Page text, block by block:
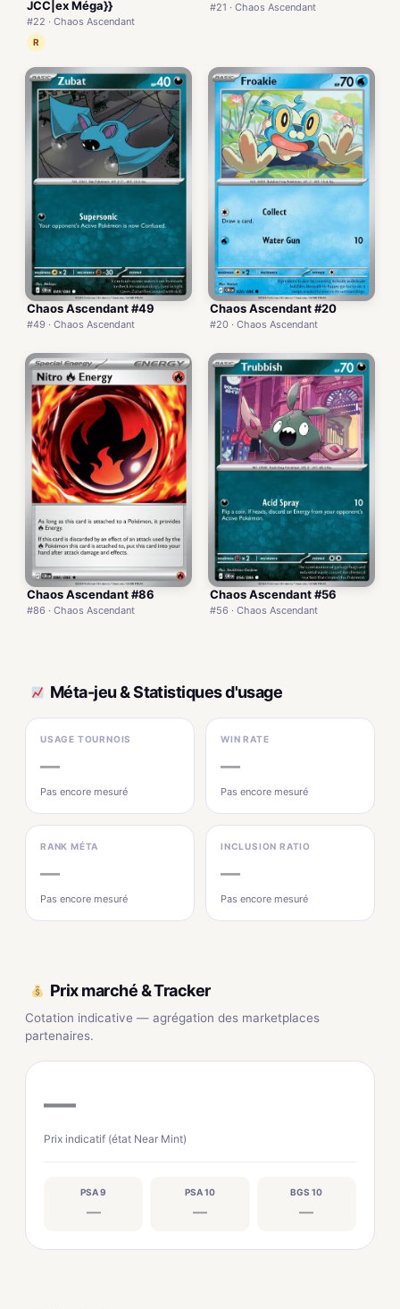
JCC|ex Méga}}
#22 · Chaos Ascendant
R
#21 · Chaos Ascendant
Chaos Ascendant #49
#49 · Chaos Ascendant
Chaos Ascendant #20
#20 · Chaos Ascendant
Chaos Ascendant #86
#86 · Chaos Ascendant
Chaos Ascendant #56
#56 · Chaos Ascendant
Méta-jeu & Statistiques d'usage
USAGE TOURNOIS
—
Pas encore mesuré
WIN RATE
—
Pas encore mesuré
RANK MÉTA
—
Pas encore mesuré
INCLUSION RATIO
—
Pas encore mesuré
Prix marché & Tracker
Cotation indicative — agrégation des marketplaces
partenaires.
—
Prix indicatif (état Near Mint)
PSA 9
—
PSA 10
—
BGS 10
—